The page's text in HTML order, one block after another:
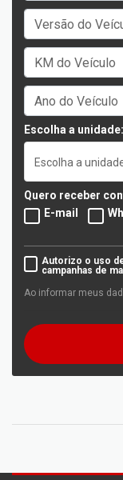
Escolha a unidade:
Escolha a
Quero receber
E-mail
Autorizo o uso
campanhas de
Ao informar meus